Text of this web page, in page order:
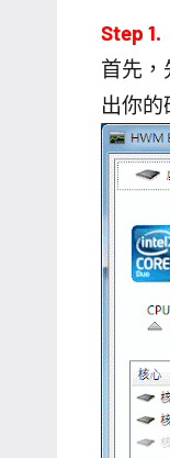
Step 1.
首先，
出你的